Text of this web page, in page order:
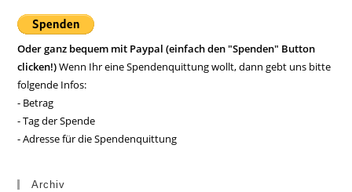
Oder ganz bequem mit Paypal (einfach den "Spenden" Button
clicken!)Wenn Ihr eine Spendenquittung wollt, dann gebt uns bitte
folgende Infos:
- Betrag
- Tag der Spende
- Adresse für die Spendenquittung
Archiv